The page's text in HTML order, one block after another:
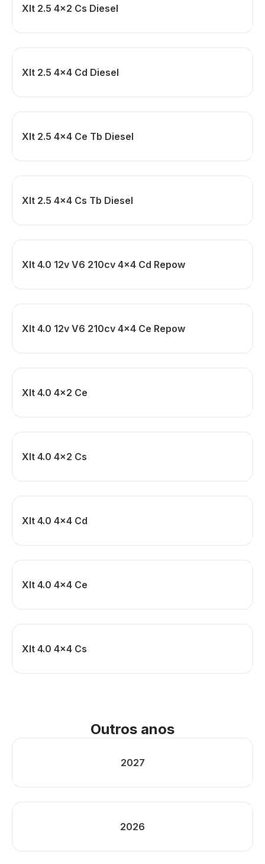
Xlt 2.5 4x2 Cs Diesel
Xlt 2.5 4x4 Cd Diesel
Xlt 2.5 4x4 Ce Tb Diesel
Xlt 2.5 4x4 Cs Tb Diesel
Xlt 4.0 12v V6 210cv 4x4 Cd Repow
Xlt 4.0 12v V6 210cv 4x4 Ce Repow
Xlt 4.0 4x2 Ce
Xlt 4.0 4x2 Cs
Xlt 4.0 4x4 Cd
Xlt 4.0 4x4 Ce
Xlt 4.0 4x4 Cs
Outros anos
2027
2026